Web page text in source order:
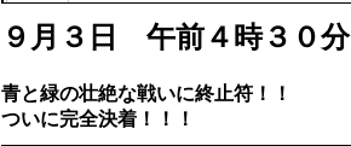
９月３日 午前４時３０分
青と緑の壮絶な戦いに終止符！！
ついに完全決着！！！